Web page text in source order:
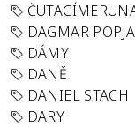
DAGMAR
DÁMY
DANĚ
DANIEL STACH
DARY